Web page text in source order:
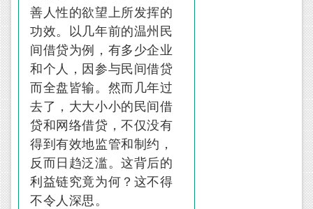
善人性的欲望上所发挥的
功效。以几年前的温州民
间借贷为例，有多少企业
和个人，因参与民间借贷
而全盘皆输。然而几年过
去了，大大小小的民间借
贷和网络借贷，不仅没有
得到有效地监管和制约，
反而日趋泛滥。这背后的
利益链究竟为何？这不得
不令人深思。